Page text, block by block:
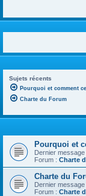
Sujets récents
Pourquoi et comment
Charte du Forum
Pourquoi et
Dernier
Forum : Charte
Charte du
Dernier
Forum : Charte